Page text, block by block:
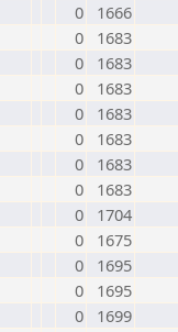
0
1666
0
1683
0
1683
0
1683
0
1683
0
1683
0
1683
0
1683
0
1704
0
1675
0
1695
0
1695
0
1699